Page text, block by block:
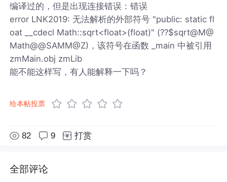
编译过的，但是出现连接错误：错误
error LNK2019: 无法解析的外部符号 "public: static fl
oat __cdecl Math::sqrt<float>(float)" (??$sqrt@M@
Math@@SAMM@Z)，该符号在函数 _main 中被引用
zmMain.obj zmLib
能不能这样写，有人能解释一下吗？
给本帖投票
82 9 打赏
全部评论